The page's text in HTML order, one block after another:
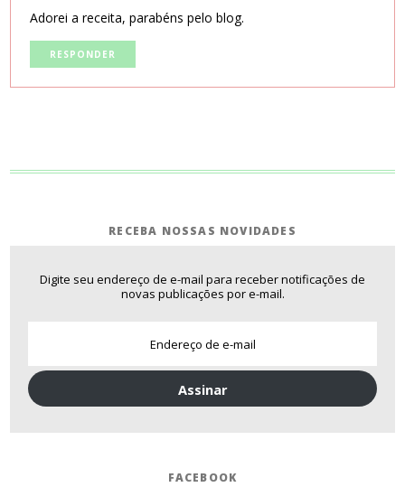
Adorei a receita, parabéns pelo blog.
RESPONDER
RECEBA NOSSAS NOVIDADES
Digite seu endereço de e-mail para receber notificações de
novas publicações por e-mail.
Assinar
FACEBOOK